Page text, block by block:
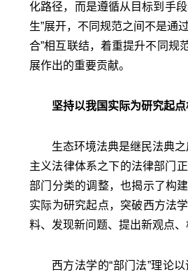
化路径，而是遵循从目标到手
生”展开，不同规范之间不是通
合”相互联结，着重提升不同规
展作出的重要贡献。
坚持以我国实际为研究起
生态环境法典是继民法典
主义法律体系之下的法律部门
部门分类的调整，也揭示了构
实际为研究起点，突破西方法
料、发现新问题、提出新观点、
西方法学的“部门法”理论